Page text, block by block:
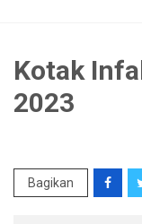
Kotak
2023
Bagikan